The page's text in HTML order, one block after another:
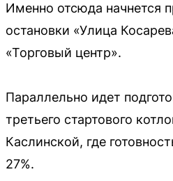
Именно отсюда начнется
остановки «Улица
«Торговый центр».
Параллельно идет
третьего стартового
Каслинской, где
27%.